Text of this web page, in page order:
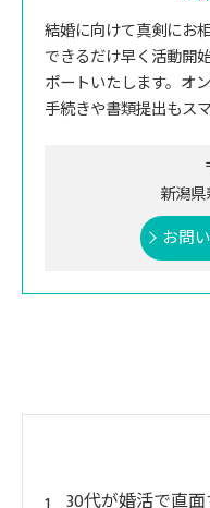
結婚に向けて真剣にお
できるだけ早く活動開
ポートいたします。オ
手続きや書類提出もス
新潟
お問
30代が婚活で直